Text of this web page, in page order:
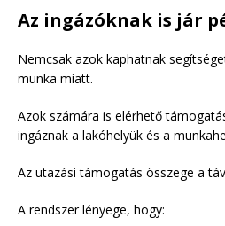
Az ingázóknak is jár
Nemcsak azok kaphatnak
munka miatt.
Azok számára is elérhető
ingáznak a lakóhelyük és a
Az utazási támogatás összege a
A rendszer lényege, hogy: